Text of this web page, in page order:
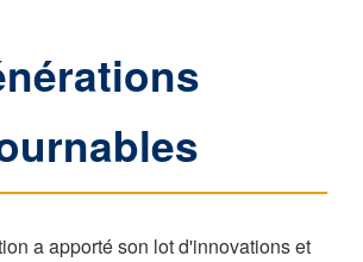
a apporté son lot d'innovations et